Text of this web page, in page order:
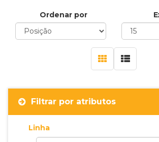
Ordenar por
Filtrar por atributos
Linha